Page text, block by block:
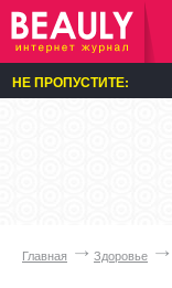
НЕ ПРОПУСТИТЕ:
Главная Здоровье